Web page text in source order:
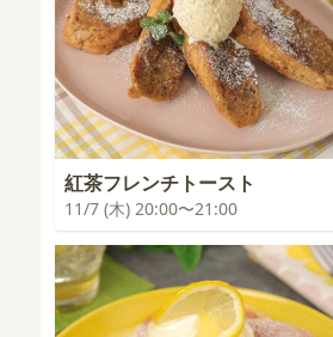
紅茶フレンチトースト
11/7 (木) 20:00〜21:00